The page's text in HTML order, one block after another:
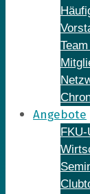
Angebote